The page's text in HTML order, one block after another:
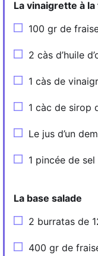
La vinaigrette à la
100 gr de
2 càs d’huile
1 càs de
1 càc de sirop
Le jus d’un
1 pincée de sel
La base salade
2 burratas de
400 gr de